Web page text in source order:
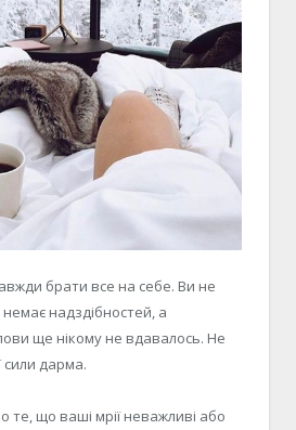
брати все на себе. Ви не
надздібностей, а
ще нікому не вдавалось. Не
сили дарма.
те, що ваші мрії неважливі або